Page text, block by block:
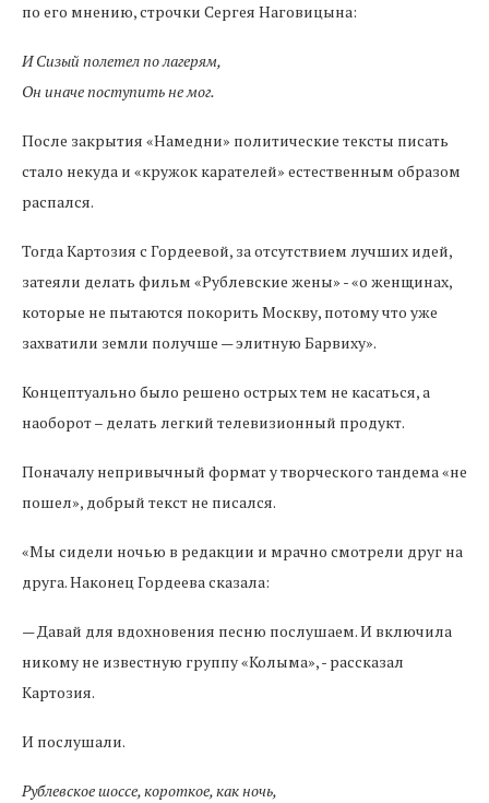
по его мнению, строчки Сергея Наговицына:
И Сизый полетел по лагерям,
Он иначе поступить не мог.
После закрытия «Намедни» политические тексты писать
стало некуда и «кружок карателей» естественным образом
распался.
Тогда Картозия с Гордеевой, за отсутствием лучших идей,
затеяли делать фильм «Рублевские жены» - «о женщинах,
которые не пытаются покорить Москву, потому что уже
захватили земли получше — элитную Барвиху».
Концептуально было решено острых тем не касаться, а
наоборот – делать легкий телевизионный продукт.
Поначалу непривычный формат у творческого тандема «не
пошел», добрый текст не писался.
«Мы сидели ночью в редакции и мрачно смотрели друг на
друга. Наконец Гордеева сказала:
— Давай для вдохновения песню послушаем. И включила
никому не известную группу «Колыма», - рассказал
Картозия.
И послушали.
Рублевское шоссе, короткое, как ночь,